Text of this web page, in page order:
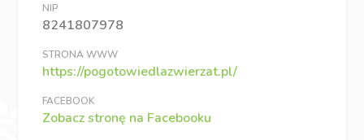
NIP
8241807978
STRONA WWW
https://pogotowiedlazwierzat.pl/
FACEBOOK
Zobacz stronę na Facebooku